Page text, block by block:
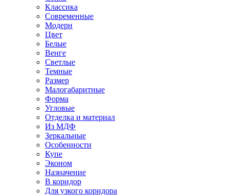
Классика
Современные
Модерн
Цвет
Белые
Венге
Светлые
Темные
Размер
Малогабаритные
Форма
Угловые
Отделка и материал
Из МДФ
Зеркальные
Особенности
Купе
Эконом
Назначение
В коридор
Для узкого коридора